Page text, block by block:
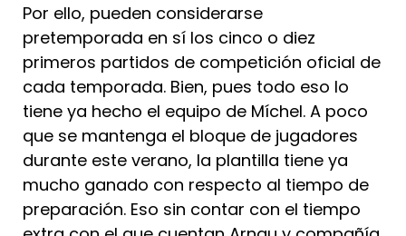
Por ello, pueden considerarse
pretemporada en sí los cinco o diez
primeros partidos de competición oficial de
cada temporada. Bien, pues todo eso lo
tiene ya hecho el equipo de Míchel. A poco
que se mantenga el bloque de jugadores
durante este verano, la plantilla tiene ya
mucho ganado con respecto al tiempo de
preparación. Eso sin contar con el tiempo